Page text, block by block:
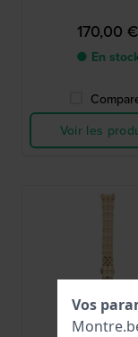
170,00 €
● En
Voir les
Vos